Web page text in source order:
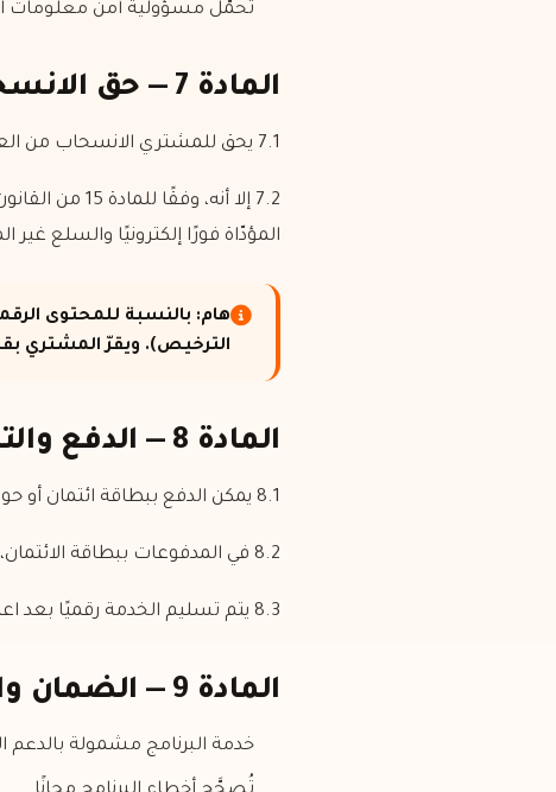
تحمّل مسؤولية أمن معلومات
المادة 7 — حق الانسحاب
7.1 يحق للمشتري الانسحاب من العقد خلال 14 (أربعة عشر) يومًا من تسليم الخدمة، دون إبداء أي سبب ودون دفع أي غرامة.
المؤدّاة فورًا إلكترونيًا والسلع غير
هام: بالنسبة للمحتوى
الترخيص). ويقرّ المشتري
المادة 8 — الدفع والتسليم
8.1 يمكن الدفع ببطاقة ائتمان أو حوالة/EFT.
8.2 في المدفوعات ببطاقة الائتمان، تُعالَج بيانات البطاقة عبر بنية الدفع الآمنة (iyzico) ولا يحتفظ بها البائع.
8.3 يتم تسليم الخدمة رقميًا بعد اعتماد الدفع.
المادة 9 — الضمان والدعم
خدمة البرنامج مشمولة بالدعم